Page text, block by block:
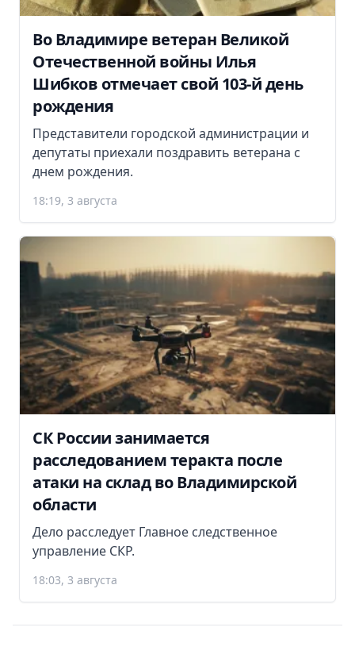
Во Владимире ветеран Великой
Отечественной войны Илья
Шибков отмечает свой 103-й день
рождения
Представители городской администрации и
депутаты приехали поздравить ветерана с
днем рождения.
18:19, 3 августа
СК России занимается
расследованием теракта после
атаки на склад во Владимирской
области
Дело расследует Главное следственное
управление СКР.
18:03, 3 августа